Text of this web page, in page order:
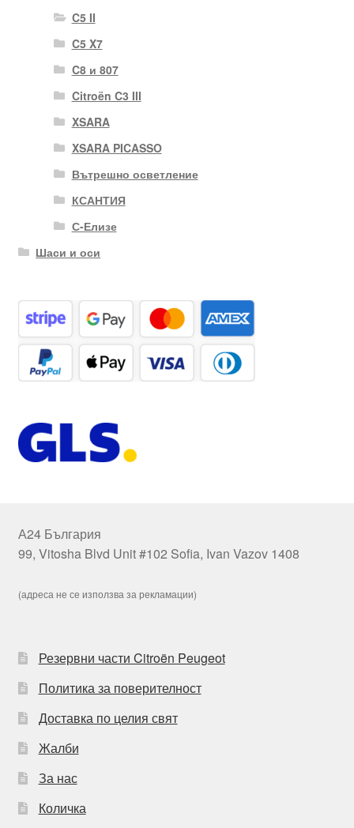
C5 II
C5 X7
C8 и 807
Citroën C3 III
XSARA
XSARA PICASSO
Вътрешно осветление
КСАНТИЯ
С-Елизе
Шаси и оси
А24 България
99, Vitosha Blvd Unit #102 Sofia, Ivan Vazov 1408
(адреса не се използва за рекламации)
Резервни части Citroën Peugeot
Политика за поверителност
Доставка по целия свят
Жалби
За нас
Количка